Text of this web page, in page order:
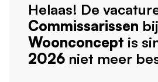
Helaas! De
Commissarissen bij
Woonconcept is
2026 niet meer